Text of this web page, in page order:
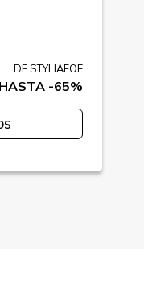
DE STYLIAFOE
HASTA -65%